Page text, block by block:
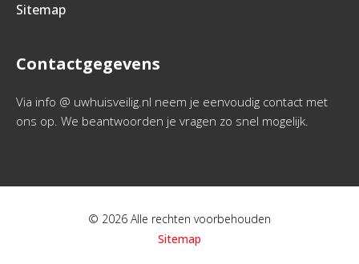
Sitemap
Contactgegevens
Via info @ uwhuisveilig.nl neem je eenvoudig contact met
ons op. We beantwoorden je vragen zo snel mogelijk.
© 2026 Alle rechten voorbehouden
Sitemap